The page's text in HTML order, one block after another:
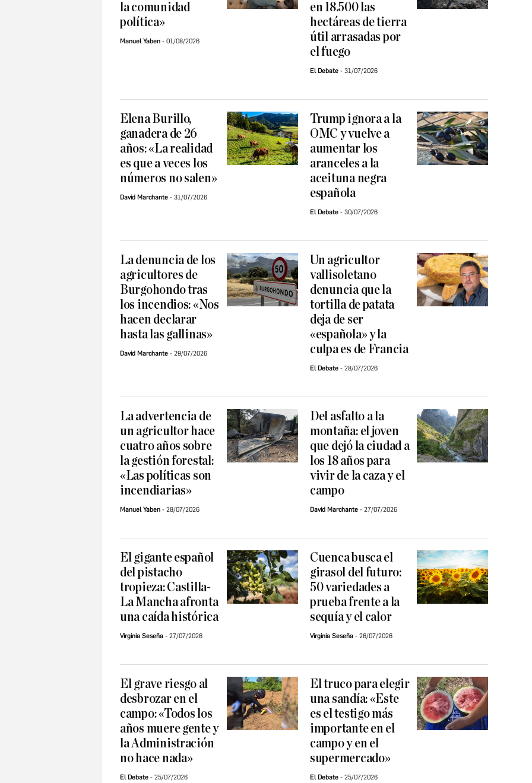
la comunidad
política»
Manuel Yaben 01/08/2026
en 18.500 las
hectáreas de tierra
útil arrasadas por
el fuego
El Debate 31/07/2026
Elena Burillo,
ganadera de 26
años: «La realidad
es que a veces los
números no salen»
David Marchante 31/07/2026
Trump ignora a la
OMC y vuelve a
aumentar los
aranceles a la
aceituna negra
española
El Debate 30/07/2026
La denuncia de los
agricultores de
Burgohondo tras
los incendios: «Nos
hacen declarar
hasta las gallinas»
David Marchante 29/07/2026
Un agricultor
vallisoletano
denuncia que la
tortilla de patata
deja de ser
«española» y la
culpa es de Francia
El Debate 28/07/2026
La advertencia de
un agricultor hace
cuatro años sobre
la gestión forestal:
«Las políticas son
incendiarias»
Manuel Yaben 28/07/2026
Del asfalto a la
montaña: el joven
que dejó la ciudad a
los 18 años para
vivir de la caza y el
campo
David Marchante 27/07/2026
El gigante español
del pistacho
tropieza: Castilla-
La Mancha afronta
una caída histórica
Virginia Seseña 27/07/2026
Cuenca busca el
girasol del futuro:
50 variedades a
prueba frente a la
sequía y el calor
Virginia Seseña 26/07/2026
El grave riesgo al
desbrozar en el
campo: «Todos los
años muere gente y
la Administración
no hace nada»
El Debate 25/07/2026
El truco para elegir
una sandía: «Este
es el testigo más
importante en el
campo y en el
supermercado»
El Debate 25/07/2026